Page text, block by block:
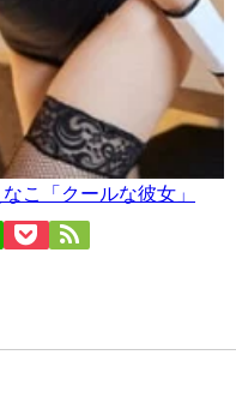
こ「クールな彼女」